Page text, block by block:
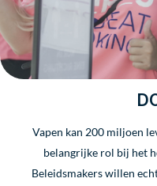
Vapen kan 200 miljoen
belangrijke rol bij het
Beleidsmakers willen